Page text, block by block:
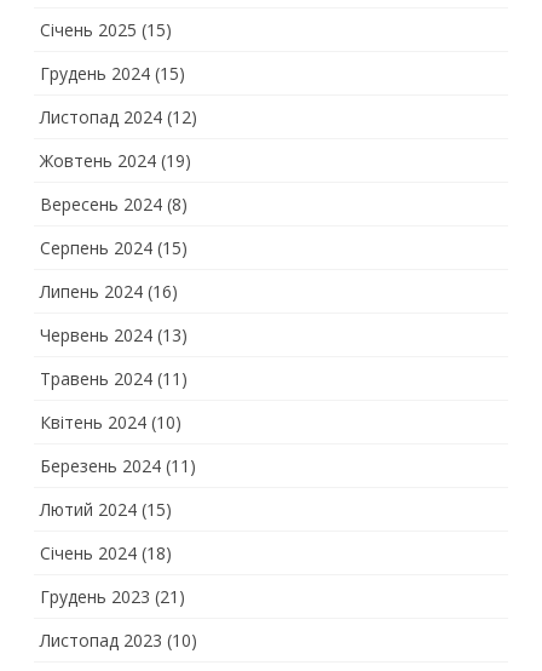
Січень 2025 (15)
Грудень 2024 (15)
Листопад 2024 (12)
Жовтень 2024 (19)
Вересень 2024 (8)
Серпень 2024 (15)
Липень 2024 (16)
Червень 2024 (13)
Травень 2024 (11)
Квітень 2024 (10)
Березень 2024 (11)
Лютий 2024 (15)
Січень 2024 (18)
Грудень 2023 (21)
Листопад 2023 (10)